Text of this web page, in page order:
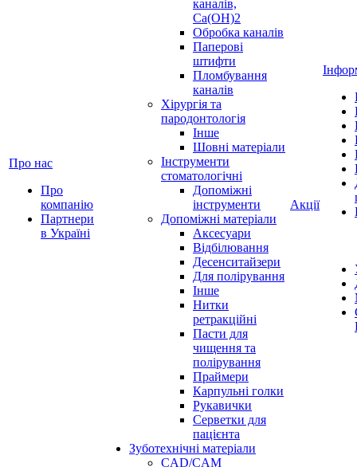
Про нас
Про
компанію
Партнери
в Україні
каналів,
Ca(OH)2
Обробка каналів
Паперові
штифти
Пломбування
каналів
Хірургія та
пародонтологія
Інше
Шовні матеріали
Інструменти
стоматологічні
Допоміжні
інструменти
Допоміжні матеріали
Аксесуари
Відбілювання
Десенситайзери
Для полірування
Інше
Нитки
ретракційні
Пасти для
чищення та
полірування
Праймери
Карпульні голки
Рукавички
Серветки для
пацієнта
Зуботехнічні матеріали
CAD/CAM
Акції